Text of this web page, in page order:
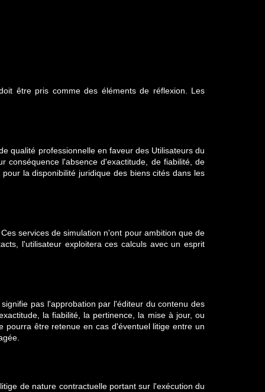
être pris comme des éléments de réflexion. Les
qualité professionnelle en faveur des Utilisateurs du
l'absence d'exactitude, de fiabilité, de
la disponibilité juridique des biens cités dans les
services de simulation n'ont pour ambition que de
l'utilisateur exploitera ces calculs avec un esprit
pas l'approbation par l'éditeur du contenu des
la fiabilité, la pertinence, la mise à jour, ou
pourra être retenue en cas d'éventuel litige entre un
de nature contractuelle portant sur l'exécution du